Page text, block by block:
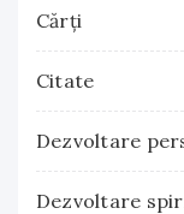
Cărţi
Citate
Dezvoltare
Dezvoltare